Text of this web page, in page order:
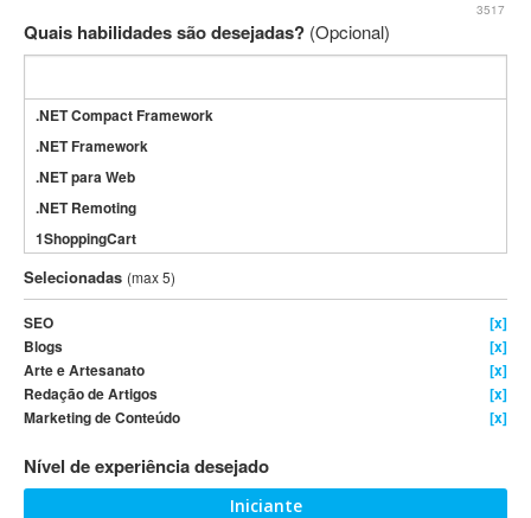
3517
Quais habilidades são desejadas? (Opcional)
.NET Compact Framework
.NET Framework
.NET para Web
.NET Remoting
1ShoppingCart
3DS Max
3GSM
4D Dimension
802.11
A&P
A-GPS
A2Billing
AAUS Scientific Diver
Selecionadas (max 5)
SEO
[x]
Blogs
[x]
Arte e Artesanato
[x]
Redação de Artigos
[x]
Marketing de Conteúdo
[x]
Nível de experiência desejado
Iniciante